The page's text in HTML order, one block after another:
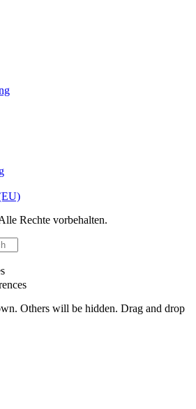
Rechte vorbehalten.
Others will be hidden. Drag and drop